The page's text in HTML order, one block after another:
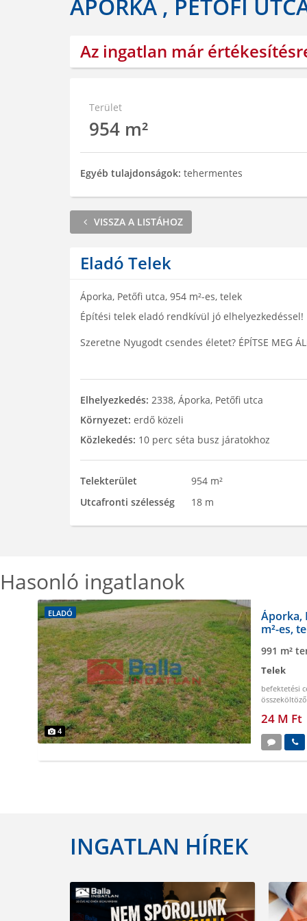
ÁPORKA , PETŐFI
Az ingatlan már
Terület
954 m²
Egyéb tulajdonságok: tehermentes
VISSZA A LISTÁHOZ
Eladó Telek
Áporka, Petőfi utca, 954 m²-es, telek
Építési telek eladó rendkívül jó elhelyezkedéssel!
Szeretne Nyugodt csendes életet? ÉPÍTSE MEG
Elhelyezkedés: 2338, Áporka, Petőfi utca
Környezet: erdő közeli
Közlekedés: 10 perc séta busz járatokhoz
Telekterület
954 m²
Utcafronti szélesség
18 m
Hasonló ingatlanok
ELADÓ
4
Áporka,
m²-es,
991 m²
Telek
befektetési
24 M Ft
INGATLAN HÍREK